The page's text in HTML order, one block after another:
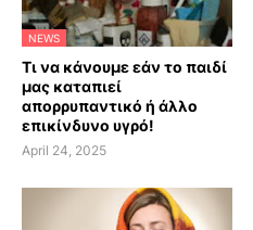
NEWS
Τι να κάνουμε εάν το παιδί
μας καταπιεί
απορρυπαντικό ή άλλο
επικίνδυνο υγρό!
April 24, 2025